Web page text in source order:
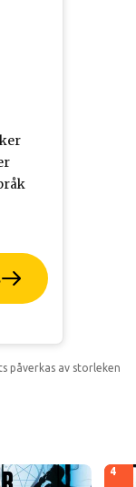
påverkas av storleken
4